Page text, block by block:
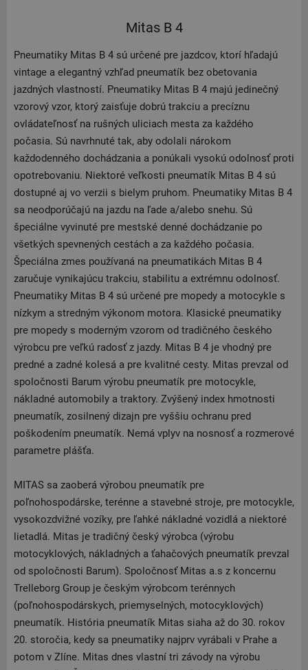
Mitas B 4
Pneumatiky Mitas B 4 sú určené pre jazdcov, ktorí hľadajú
vintage a elegantný vzhľad pneumatík bez obetovania
jazdných vlastností. Pneumatiky Mitas B 4 majú jedinečný
vzorový vzor, ktorý zaisťuje dobrú trakciu a precíznu
ovládateľnosť na rušných uliciach mesta za každého
počasia. Sú navrhnuté tak, aby odolali nárokom
každodenného dochádzania a ponúkali vysokú odolnosť proti
opotrebovaniu. Niektoré veľkosti pneumatík Mitas B 4 sú
dostupné aj vo verzii s bielym pruhom. Pneumatiky Mitas B 4
sa neodporúčajú na jazdu na ľade a/alebo snehu. Sú
špeciálne vyvinuté pre mestské denné dochádzanie po
všetkých spevnených cestách a za každého počasia.
Špeciálna zmes používaná na pneumatikách Mitas B 4
zaručuje vynikajúcu trakciu, stabilitu a extrémnu odolnosť.
Pneumatiky Mitas B 4 sú určené pre mopedy a motocykle s
nízkym a stredným výkonom motora. Klasické pneumatiky
pre mopedy s moderným vzorom od tradičného českého
výrobcu pre veľkú radosť z jazdy. Mitas B 4 je vhodný pre
predné a zadné kolesá a pre kvalitné cesty. Mitas prevzal od
spoločnosti Barum výrobu pneumatík pre motocykle,
nákladné automobily a traktory. Zvýšený index hmotnosti
pneumatík, zosilnený dizajn pre vyššiu ochranu pred
poškodením pneumatík. Nemá vplyv na nosnosť a rozmerové
parametre plášťa.
MITAS sa zaoberá výrobou pneumatík pre
poľnohospodárske, terénne a stavebné stroje, pre motocykle,
vysokozdvižné vozíky, pre ľahké nákladné vozidlá a niektoré
lietadlá. Mitas je tradičný český výrobca (výrobu
motocyklových, nákladných a ťahačových pneumatík prevzal
od spoločnosti Barum). Spoločnosť Mitas a.s z koncernu
Trelleborg Group je českým výrobcom terénnych
(poľnohospodárskych, priemyselných, motocyklových)
pneumatík. História pneumatík Mitas siaha až do 30. rokov
20. storočia, kedy sa pneumatiky najprv vyrábali v Prahe a
potom v Zlíne. Mitas dnes vlastní tri závody na výrobu